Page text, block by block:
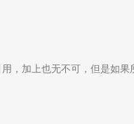
，加上也无不可，但是如